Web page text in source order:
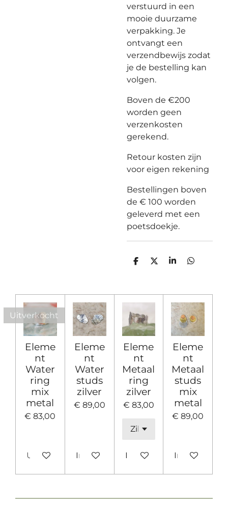
verstuurd in een
mooie duurzame
verpakking. Je
ontvangt een
verzendbewijs zodat
je de bestelling kan
volgen.
Boven de €200
worden geen
verzenkosten
gerekend.
Retour kosten zijn
voor eigen rekening
Bestellingen boven
de € 100 worden
geleverd met een
poetsdoekje.
D
n
D
S
e
D
n
Uitverkocht
Eleme
nt
Water
ring
mix
metal
€ 83,00
Uitverkocht
Eleme
nt
Water
studs
zilver
€ 89,00
In winkelwagen
Eleme
nt
Metaal
ring
zilver
€ 83,00
In winkelwagen
Eleme
nt
Metaal
studs
mix
metal
€ 89,00
In